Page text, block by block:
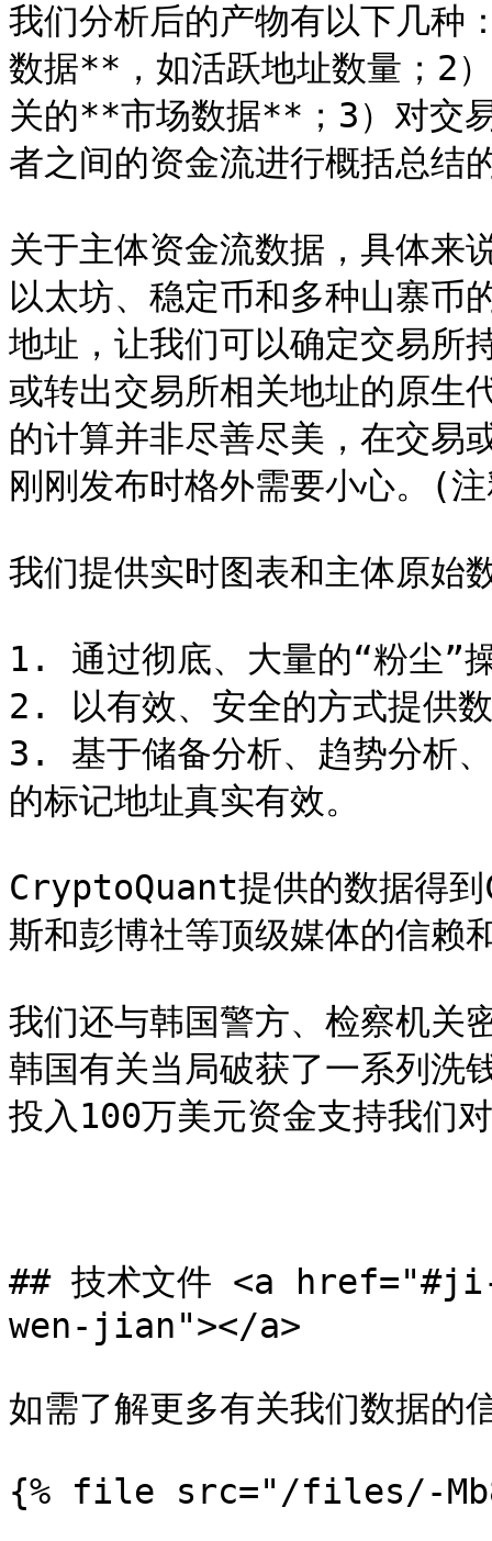
我们分析后的产物有以下几种
数据**，如活跃地址数量；2
关的**市场数据**；3）对交
者之间的资金流进行概括总
关于主体资金流数据，具体
以太坊、稳定币和多种山寨币
地址，让我们可以确定交易所
或转出交易所相关地址的原生
的计算并非尽善尽美，在交易
刚刚发布时格外需要小心。(
我们提供实时图表和主体原始
1. 通过彻底、大量的“粉尘”
2. 以有效、安全的方式提供
3. 基于储备分析、趋势分析
的标记地址真实有效。
CryptoQuant提供的数据得
斯和彭博社等顶级媒体的信赖
我们还与韩国警方、检察机关
韩国有关当局破获了一系列洗
投入100万美元资金支持我们
## 技术文件 <a
wen-jian"></a>
如需了解更多有关我们数据的
{% file src="/files/-